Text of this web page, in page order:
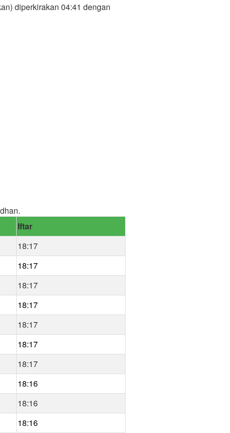
diperkirakan 04:41 dengan
Iftar
18:17
18:17
18:17
18:17
18:17
18:17
18:17
18:16
18:16
18:16